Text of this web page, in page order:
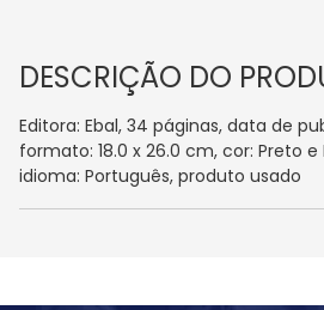
DESCRIÇÃO DO
Editora: Ebal, 34 páginas, data de
formato: 18.0 x 26.0 cm, cor: Preto e
idioma: Português, produto usado